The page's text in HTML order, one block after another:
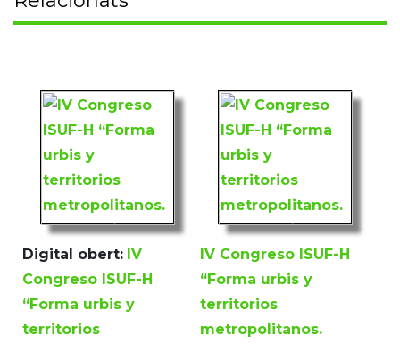
Digital obert: IV
Congreso ISUF-H
“Forma urbis y
territorios
IV Congreso ISUF-H
“Forma urbis y
territorios
metropolitanos.